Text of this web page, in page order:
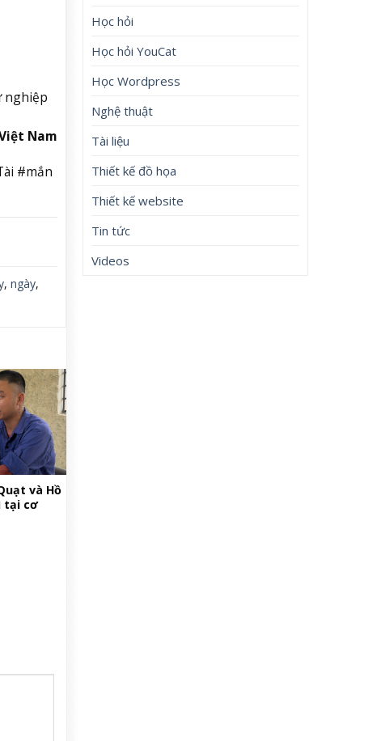
nghiệp
Nam
#mắn
, ngày,
và Hồ
tại cơ
Học hỏi
Học hỏi YouCat
Học Wordpress
Nghệ thuật
Tài liệu
Thiết kế đồ họa
Thiết kế website
Tin tức
Videos